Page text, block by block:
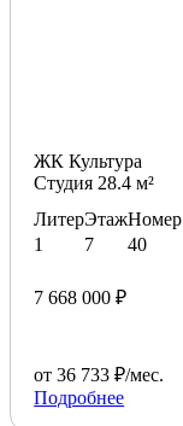
ЖК Культура
Студия 28.4 м²
Литер
1
Этаж
7
Номер
40
7 668 000 ₽
от 36 733 ₽/мес.
Подробнее